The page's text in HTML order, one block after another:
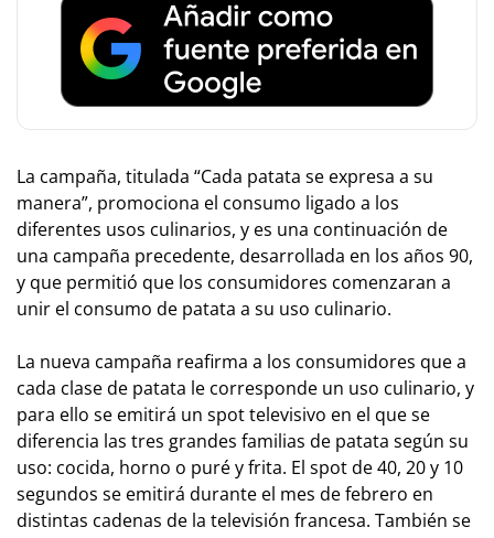
La campaña, titulada “Cada patata se expresa a su
manera”, promociona el consumo ligado a los
diferentes usos culinarios, y es una continuación de
una campaña precedente, desarrollada en los años 90,
y que permitió que los consumidores comenzaran a
unir el consumo de patata a su uso culinario.
La nueva campaña reafirma a los consumidores que a
cada clase de patata le corresponde un uso culinario, y
para ello se emitirá un spot televisivo en el que se
diferencia las tres grandes familias de patata según su
uso: cocida, horno o puré y frita. El spot de 40, 20 y 10
segundos se emitirá durante el mes de febrero en
distintas cadenas de la televisión francesa. También se